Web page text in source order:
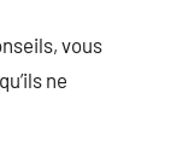
vous
ne